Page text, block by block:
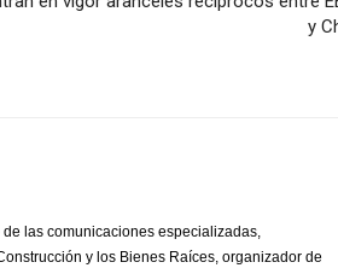
y
las comunicaciones especializadas,
y los Bienes Raíces, organizador de